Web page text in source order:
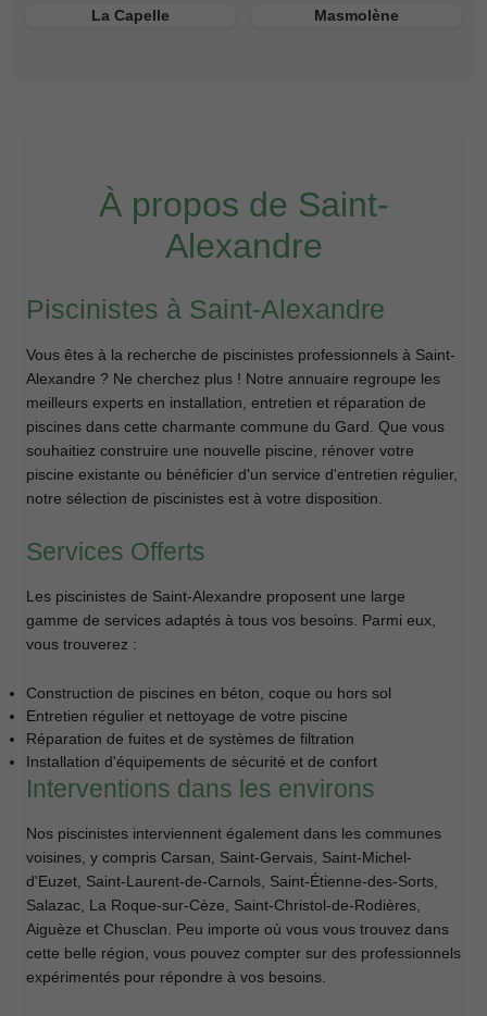
La Capelle Masmolène
À propos de Saint-
Alexandre
Piscinistes à Saint-Alexandre
Vous êtes à la recherche de piscinistes professionnels à Saint-
Alexandre ? Ne cherchez plus ! Notre annuaire regroupe les
meilleurs experts en installation, entretien et réparation de
piscines dans cette charmante commune du Gard. Que vous
souhaitiez construire une nouvelle piscine, rénover votre
piscine existante ou bénéficier d'un service d'entretien régulier,
notre sélection de piscinistes est à votre disposition.
Services Offerts
Les piscinistes de Saint-Alexandre proposent une large
gamme de services adaptés à tous vos besoins. Parmi eux,
vous trouverez :
Construction de piscines en béton, coque ou hors sol
Entretien régulier et nettoyage de votre piscine
Réparation de fuites et de systèmes de filtration
Installation d'équipements de sécurité et de confort
Interventions dans les environs
Nos piscinistes interviennent également dans les communes
voisines, y compris Carsan, Saint-Gervais, Saint-Michel-
d'Euzet, Saint-Laurent-de-Carnols, Saint-Étienne-des-Sorts,
Salazac, La Roque-sur-Cèze, Saint-Christol-de-Rodières,
Aiguèze et Chusclan. Peu importe où vous vous trouvez dans
cette belle région, vous pouvez compter sur des professionnels
expérimentés pour répondre à vos besoins.